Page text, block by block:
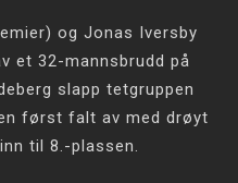
og Jonas Iversby
et 32-mannsbrudd på
slapp tetgruppen
først falt av med drøyt
til 8.-plassen.